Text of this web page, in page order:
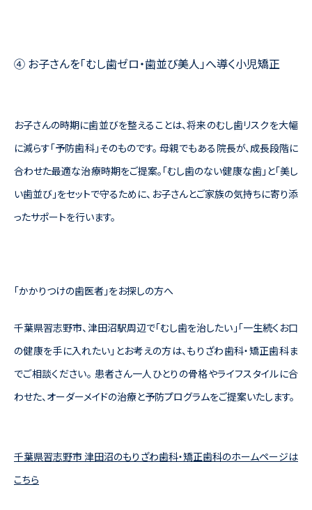
④ お子さんを「むし歯ゼロ・歯並び美人」へ導く小児矯正
お子さんの時期に歯並びを整えることは、将来のむし歯リスクを大幅
に減らす「予防歯科」そのものです。 母親でもある院長が、成長段階に
合わせた最適な治療時期をご提案。「むし歯のない健康な歯」と「美し
い歯並び」をセットで守るために、お子さんとご家族の気持ちに寄り添
ったサポートを行います。
「かかりつけの歯医者」をお探しの方へ
千葉県習志野市、津田沼駅周辺で「むし歯を治したい」「一生続くお口
の健康を手に入れたい」とお考えの方は、もりざわ歯科・矯正歯科ま
でご相談ください。 患者さん一人ひとりの骨格やライフスタイルに合
わせた、オーダーメイドの治療と予防プログラムをご提案いたします。
千葉県習志野市 津田沼のもりざわ歯科・矯正歯科のホームページは
こちら